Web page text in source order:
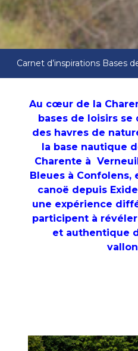
Carnet d’inspirations Bases
Au cœur de la
bases de loisirs
des havres de
la base nautique
Charente à
Bleues à Confolens,
canoë depuis
une expérience
participent à
et authentique